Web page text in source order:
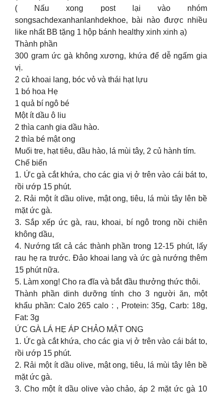
( Nấu xong post lại vào nhóm
songsachdexanhanlanhdekhoe, bài nào được nhiều
like nhất BB tặng 1 hộp bánh healthy xinh xinh ạ)
Thành phần
300 gram ức gà không xương, khứa để dễ ngấm gia
vị.
2 củ khoai lang, bóc vỏ và thái hạt lựu
1 bó hoa Hẹ
1 quả bí ngô bé
Một ít dầu ô liu
2 thìa canh gia dầu hào.
2 thìa bé mật ong
Muối tre, hạt tiêu, dầu hào, lá mùi tây, 2 củ hành tím.
Chế biến
1. Ức gà cắt khứa, cho các gia vị ở trên vào cái bát to,
rồi ướp 15 phút.
2. Rải một ít dầu olive, mật ong, tiêu, lá mùi tây lên bề
mặt ức gà.
3. Sắp xếp ức gà, rau, khoai, bí ngô trong nồi chiên
không dầu,
4. Nướng tất cả các thành phần trong 12-15 phút, lấy
rau hẹ ra trước. Đảo khoai lang và ức gà nướng thêm
15 phút nữa.
5. Làm xong! Cho ra đĩa và bắt đầu thưởng thức thôi.
Thành phần dinh dưỡng tính cho 3 người ăn, một
khẩu phần: Calo 265 calo : , Protein: 35g, Carb: 18g,
Fat: 3g
ỨC GÀ LÁ HẸ ÁP CHẢO MẬT ONG
1. Ức gà cắt khứa, cho các gia vị ở trên vào cái bát to,
rồi ướp 15 phút.
2. Rải một ít dầu olive, mật ong, tiêu, lá mùi tây lên bề
mặt ức gà.
3. Cho một ít dầu olive vào chảo, áp 2 mặt ức gà 10